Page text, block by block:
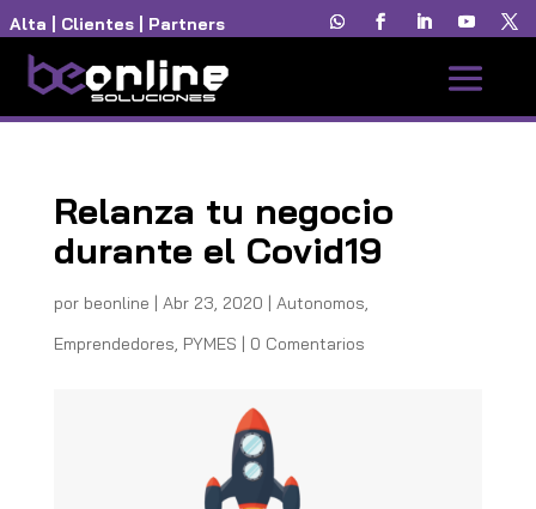
Alta Clientes Partners
Relanza tu negocio
durante el Covid19
por beonline | Abr 23, 2020 | Autonomos,
Emprendedores, PYMES | 0 Comentarios